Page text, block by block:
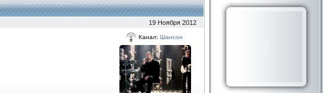
19 Ноября 2012
Канал: Шансон